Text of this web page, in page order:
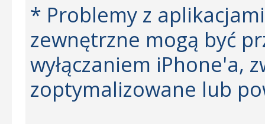
* Problemy z
zewnętrzne mogą być
wyłączaniem iPhone'a,
zoptymalizowane lub